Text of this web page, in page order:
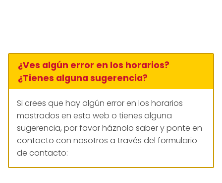
¿Ves algún error en los horarios?
¿Tienes alguna sugerencia?
Si crees que hay algún error en los horarios
mostrados en esta web o tienes alguna
sugerencia, por favor háznolo saber y ponte en
contacto con nosotros a través del formulario
de contacto: